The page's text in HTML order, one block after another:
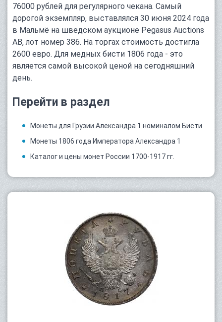
76000 рублей для регулярного чекана. Самый
дорогой экземпляр, выставлялся 30 июня 2024 года
в Мальмё на шведском аукционе Pegasus Auctions
AB, лот номер 386. На торгах стоимость достигла
2600 евро. Для медных бисти 1806 года - это
является самой высокой ценой на сегодняшний
день.
Перейти в раздел
Монеты для Грузии Александра 1 номиналом Бисти
Монеты 1806 года Императора Александра 1
Каталог и цены монет России 1700-1917 гг.